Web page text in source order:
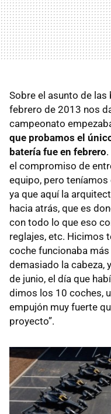
Sobre el asunto de las
febrero de 2013 nos
campeonato
que probamos el
batería fue en febrero
el compromiso de
equipo, pero
ya que aquí la
hacia atrás, que es
con todo lo que eso
reglajes, etc. Hicimos
coche funcionaba
demasiado la cabeza,
de junio, el día que
dimos los 10 coches,
empujón muy fuerte
proyecto”.